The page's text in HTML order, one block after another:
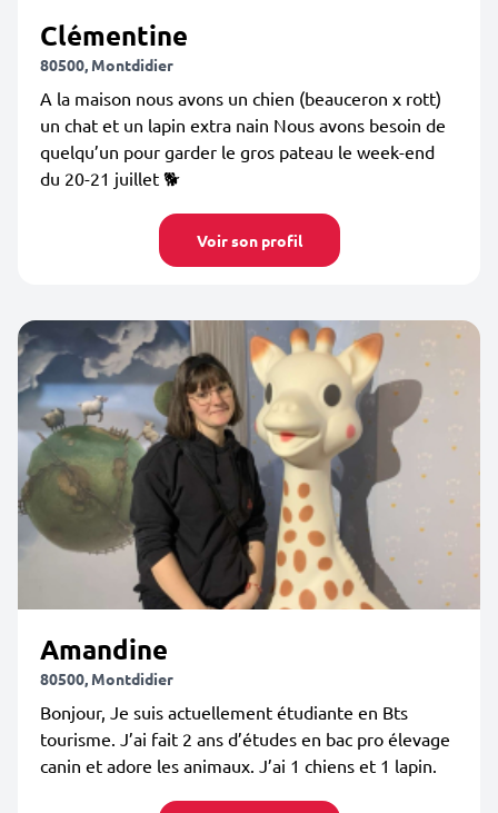
Clémentine
80500, Montdidier
A la maison nous avons un chien (beauceron x rott)
un chat et un lapin extra nain Nous avons besoin de
quelqu’un pour garder le gros pateau le week-end
du 20-21 juillet 🐕
Voir son profil
Amandine
80500, Montdidier
Bonjour, Je suis actuellement étudiante en Bts
tourisme. J’ai fait 2 ans d’études en bac pro élevage
canin et adore les animaux. J’ai 1 chiens et 1 lapin.